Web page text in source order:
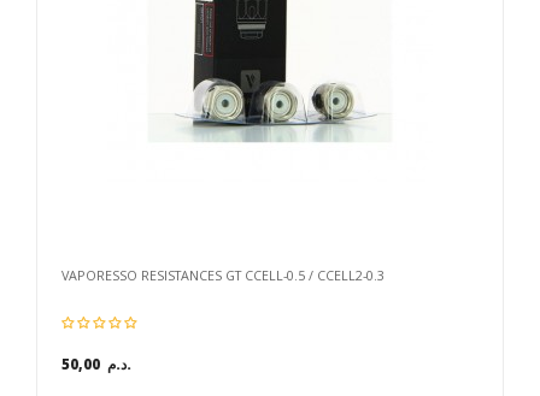
VAPORESSO RESISTANCES GT CCELL-0.5 / CCELL2-0.3
50,00 د.م.